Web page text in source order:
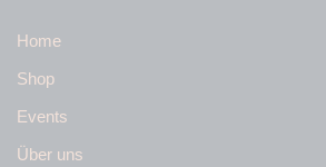
Home
Shop
Events
Über uns